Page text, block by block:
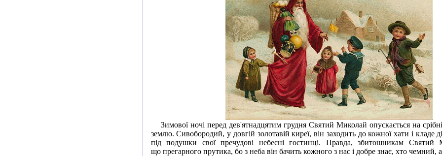
Зимової ночі перед дев'ятнадцятим грудня Святий Миколай опускається на
землю. Сивобородий, у довгій золотавій киреї, він заходить до кожної хати і кладе
під подушки свої пречудові небесні гостинці. Правда, збитошникам Святий
що прегарного прутика, бо з неба він бачить кожного з нас і добре знає, хто чемний,